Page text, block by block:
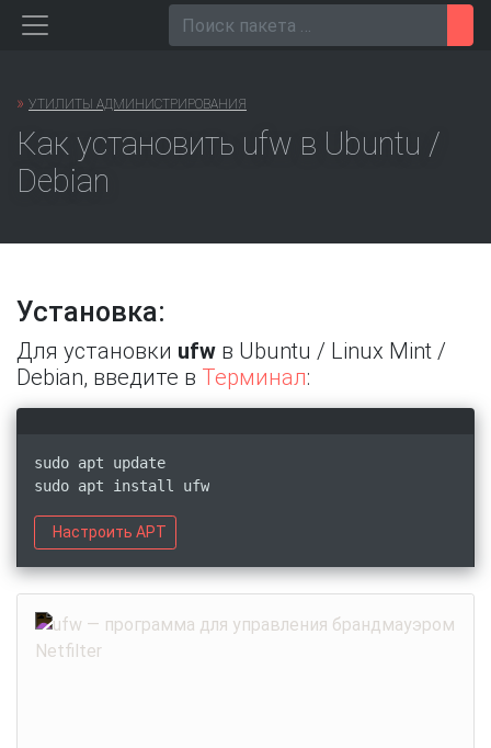
Перейти
» УТИЛИТЫ АДМИНИСТРИРОВАНИЯ
Как установить ufw в Ubuntu /
Debian
Установка:
Для установки ufw в Ubuntu / Linux Mint /
Debian, введите в Терминал:
sudo apt update
sudo apt install ufw
Настроить APT